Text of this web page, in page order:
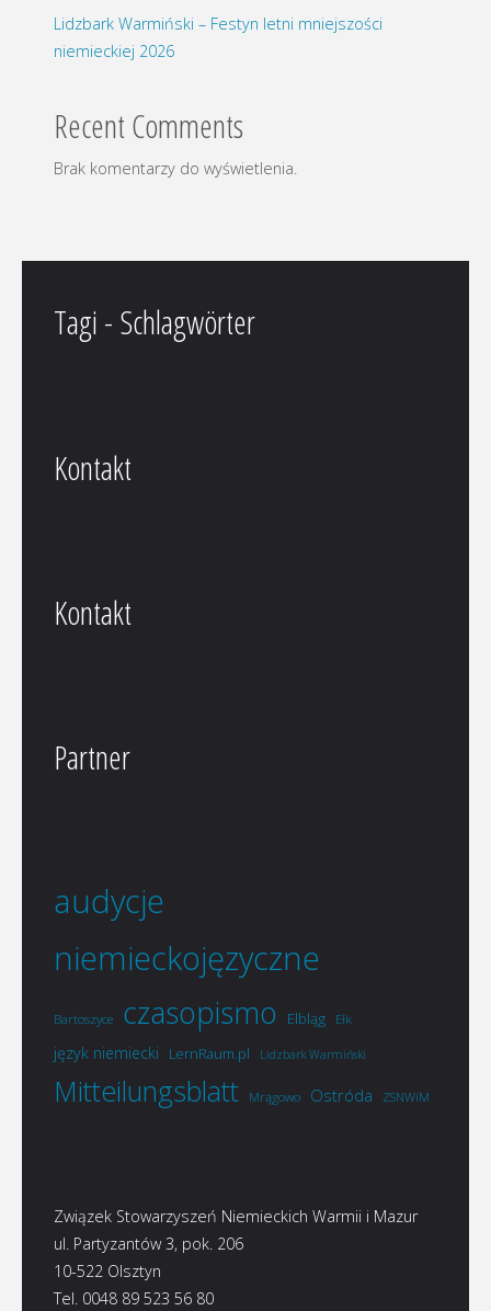
Lidzbark Warmiński – Festyn letni mniejszości
niemieckiej 2026
Recent Comments
Brak komentarzy do wyświetlenia.
Tagi - Schlagwörter
Kontakt
Kontakt
Partner
audycje
niemieckojęzyczne
Bartoszyce czasopismo Elbląg Ełk
język niemiecki LernRaum.pl Lidzbark Warmiński
Mitteilungsblatt Mrągowo Ostróda ZSNWiM
Związek Stowarzyszeń Niemieckich Warmii i Mazur
ul. Partyzantów 3, pok. 206
10-522 Olsztyn
Tel. 0048 89 523 56 80